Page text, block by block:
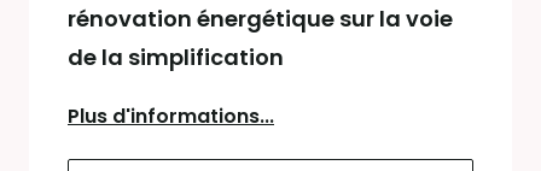
rénovation énergétique sur la voie
de la simplification
Plus d'informations...